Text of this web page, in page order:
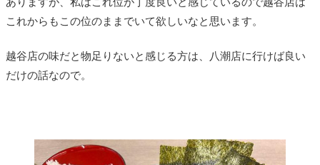
これからもこの位のままでいて欲しいなと思います。
越谷店の味だと物足りないと感じる方は、八潮店に行けば良い
だけの話なので。